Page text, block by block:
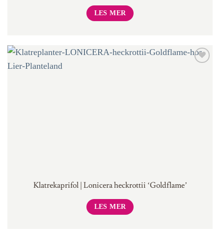
LES MER
Klatrekaprifol | Lonicera heckrottii ‘Goldflame’
LES MER